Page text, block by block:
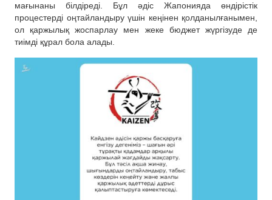
мағынаны білдіреді. Бұл әдіс Жапонияда өндірістік
процестерді оңтайландыру үшін кеңінен қолданылғанымен,
ол қаржылық жоспарлау мен жеке бюджет жүргізуде де
тиімді құрал бола алады.